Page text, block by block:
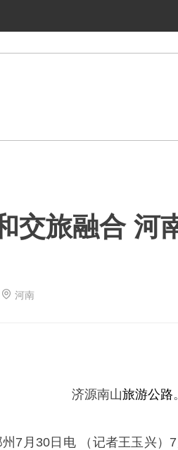
交旅融合 河
河南
济源南山旅游公路
州7月30日电 （记者王玉兴）